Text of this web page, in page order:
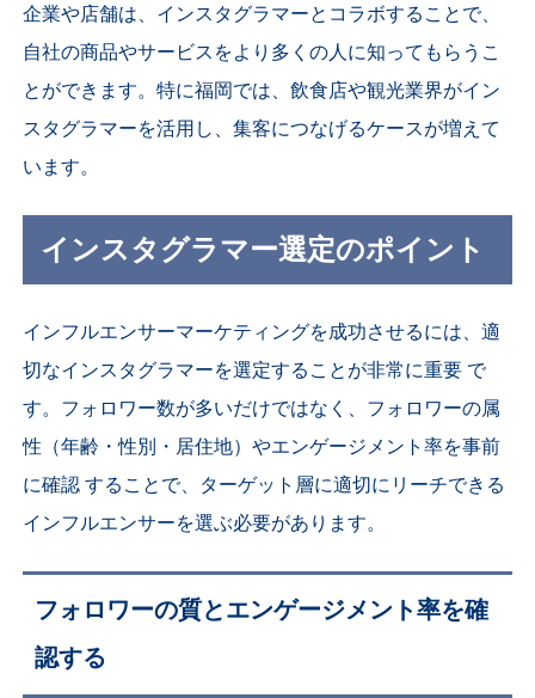
企業や店舗は、インスタグラマーとコラボすることで、
自社の商品やサービスをより多くの人に知ってもらうこ
とができます。特に福岡では、飲食店や観光業界がイン
スタグラマーを活用し、集客につなげるケースが増えて
います。
インスタグラマー選定のポイント
インフルエンサーマーケティングを成功させるには、適
切なインスタグラマーを選定することが非常に重要 で
す。フォロワー数が多いだけではなく、フォロワーの属
性（年齢・性別・居住地）やエンゲージメント率を事前
に確認 することで、ターゲット層に適切にリーチできる
インフルエンサーを選ぶ必要があります。
フォロワーの質とエンゲージメント率を確
認する